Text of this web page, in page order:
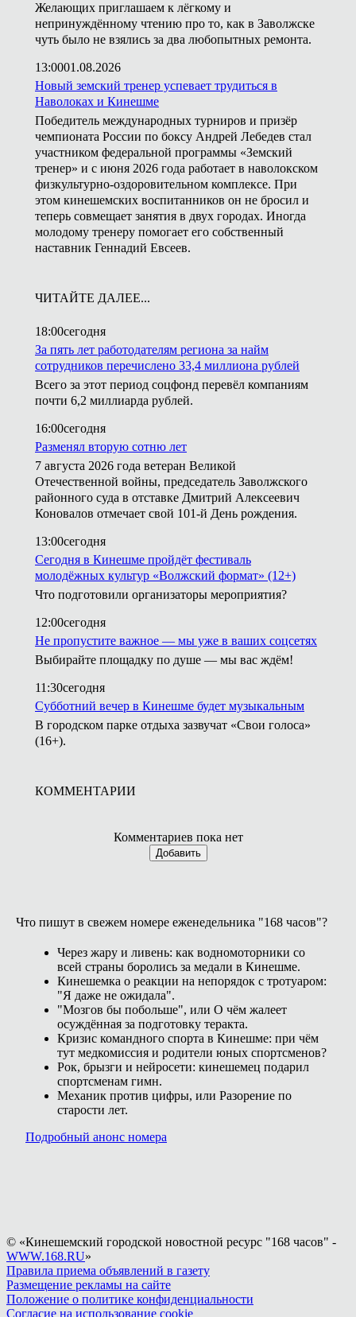
Желающих приглашаем к лёгкому и
непринуждённому чтению про то, как в Заволжске
чуть было не взялись за два любопытных ремонта.
13:0001.08.2026
Новый земский тренер успевает трудиться в
Наволоках и Кинешме
Победитель международных турниров и призёр
чемпионата России по боксу Андрей Лебедев стал
участником федеральной программы «Земский
тренер» и с июня 2026 года работает в наволокском
физкультурно-оздоровительном комплексе. При
этом кинешемских воспитанников он не бросил и
теперь совмещает занятия в двух городах. Иногда
молодому тренеру помогает его собственный
наставник Геннадий Евсеев.
ЧИТАЙТЕ ДАЛЕЕ...
18:00сегодня
За пять лет работодателям региона за найм
сотрудников перечислено 33,4 миллиона рублей
Всего за этот период соцфонд перевёл компаниям
почти 6,2 миллиарда рублей.
16:00сегодня
Разменял вторую сотню лет
7 августа 2026 года ветеран Великой
Отечественной войны, председатель Заволжского
районного суда в отставке Дмитрий Алексеевич
Коновалов отмечает свой 101-й День рождения.
13:00сегодня
Сегодня в Кинешме пройдёт фестиваль
молодёжных культур «Волжский формат» (12+)
Что подготовили организаторы мероприятия?
12:00сегодня
Не пропустите важное — мы уже в ваших соцсетях
Выбирайте площадку по душе — мы вас ждём!
11:30сегодня
Субботний вечер в Кинешме будет музыкальным
В городском парке отдыха зазвучат «Свои голоса»
(16+).
КОММЕНТАРИИ
Комментариев пока нет
Добавить
Что пишут в свежем номере еженедельника "168 часов"?
Через жару и ливень: как водномоторники со
всей страны боролись за медали в Кинешме.
Кинешемка о реакции на непорядок с тротуаром:
"Я даже не ожидала".
"Мозгов бы побольше", или О чём жалеет
осуждённая за подготовку теракта.
Кризис командного спорта в Кинешме: при чём
тут медкомиссия и родители юных спортсменов?
Рок, брызги и нейросети: кинешемец подарил
спортсменам гимн.
Механик против цифры, или Разорение по
старости лет.
Подробный анонс номера
© «Кинешемский городской новостной ресурс "168 часов" -
WWW.168.RU»
Правила приема объявлений в газету
Размещение рекламы на сайте
Положение о политике конфиденциальности
Согласие на использование cookie